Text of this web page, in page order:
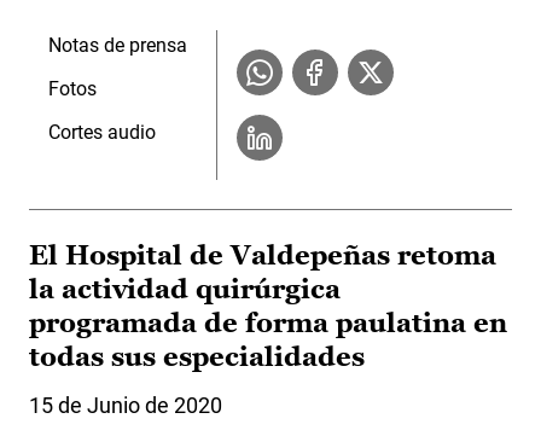
Notas de prensa
Fotos
Cortes audio
El Hospital de Valdepeñas retoma
la actividad quirúrgica
programada de forma paulatina en
todas sus especialidades
15 de Junio de 2020